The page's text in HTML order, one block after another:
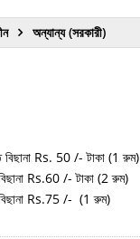
অন্যান্য (সরকারী)
বিছানা Rs. 50 /- টাকা (1 রুম)
Rs.60 /- টাকা (2 রুম)
Rs.75 /- (1 রুম)